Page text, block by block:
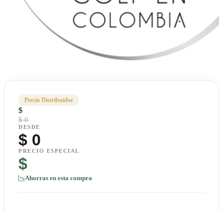
Precio Distribuidor
$
$ 0
DESDE
$ 0
PRECIO ESPECIAL
$
Ahorras en esta compra